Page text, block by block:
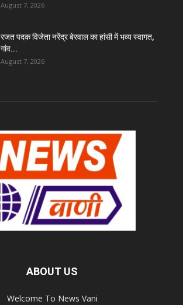
August 7, 2026
रजत पदक विजेता नरेंद्र बेरवाल का हांसी में भव्य स्वागत,
गांव...
August 7, 2026
ABOUT US
Welcome To News Vani